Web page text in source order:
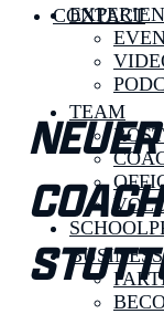
TEAM
BUSINESS
CONTACT